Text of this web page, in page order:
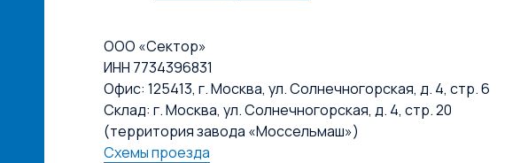
ООО «Сектор»
ИНН 7734396831
Офис: 125413, г. Москва, ул. Солнечногорская, д. 4, стр. 6
Склад: г. Москва, ул. Солнечногорская, д. 4, стр. 20
(территория завода «Моссельмаш»)
Схемы проезда